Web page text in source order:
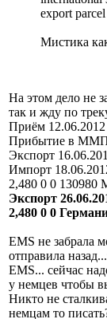
export
Мистика
На этом дело не
так и жду по
Приём
Прибытие в
Экспорт
Импорт
2,480 0 0
Экспорт
2,480 0 0
EMS не забрала
отправила
EMS... сейчас
у немцев чтобы
Никто не
немцам то